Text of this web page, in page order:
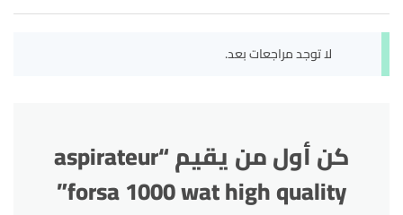
لا توجد مراجعات بعد.
كن أول من يقيم “aspirateur
forsa 1000 wat high quality”